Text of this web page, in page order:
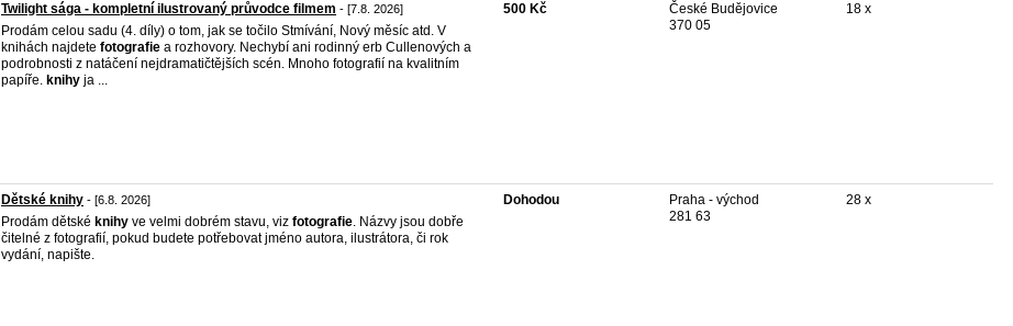
Twilight sága - kompletní ilustrovaný průvodce filmem - [7.8. 2026]
Prodám celou sadu (4. díly) o tom, jak se točilo Stmívání, Nový měsíc atd. V
knihách najdete fotografie a rozhovory. Nechybí ani rodinný erb Cullenových a
podrobnosti z natáčení nejdramatičtějších scén. Mnoho fotografií na kvalitním
papíře. knihy ja ...
500 Kč
České Budějovice
370 05
18 x
Dětské knihy - [6.8. 2026]
Prodám dětské knihy ve velmi dobrém stavu, viz fotografie. Názvy jsou dobře
čitelné z fotografií, pokud budete potřebovat jméno autora, ilustrátora, či rok
vydání, napište.
Dohodou
Praha - východ
281 63
28 x